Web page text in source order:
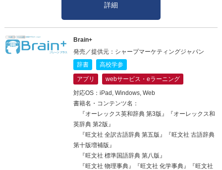
詳細
Brain+
発売／提供元：シャープマーケティングジャパン
辞書
高校学参
アプリ
webサービス・eラーニング
対応OS：iPad, Windows, Web
書籍名・コンテンツ名：
『オーレックス英和辞典 第3版』『オーレックス和
英辞典 第2版』
『旺文社 全訳古語辞典 第五版』『旺文社 古語辞典
第十版増補版』
『旺文社 標準国語辞典 第八版』
『旺文社 物理事典』『旺文社 化学事典』『旺文社